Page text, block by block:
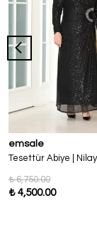
emsale
Tesettür Abiye | Nilay
₺ 6,750.00
₺ 4,500.00